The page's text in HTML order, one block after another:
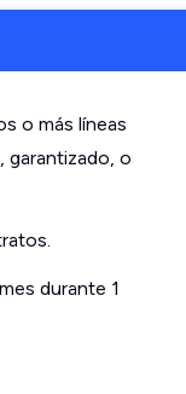
o más líneas
garantizado, o
durante 1